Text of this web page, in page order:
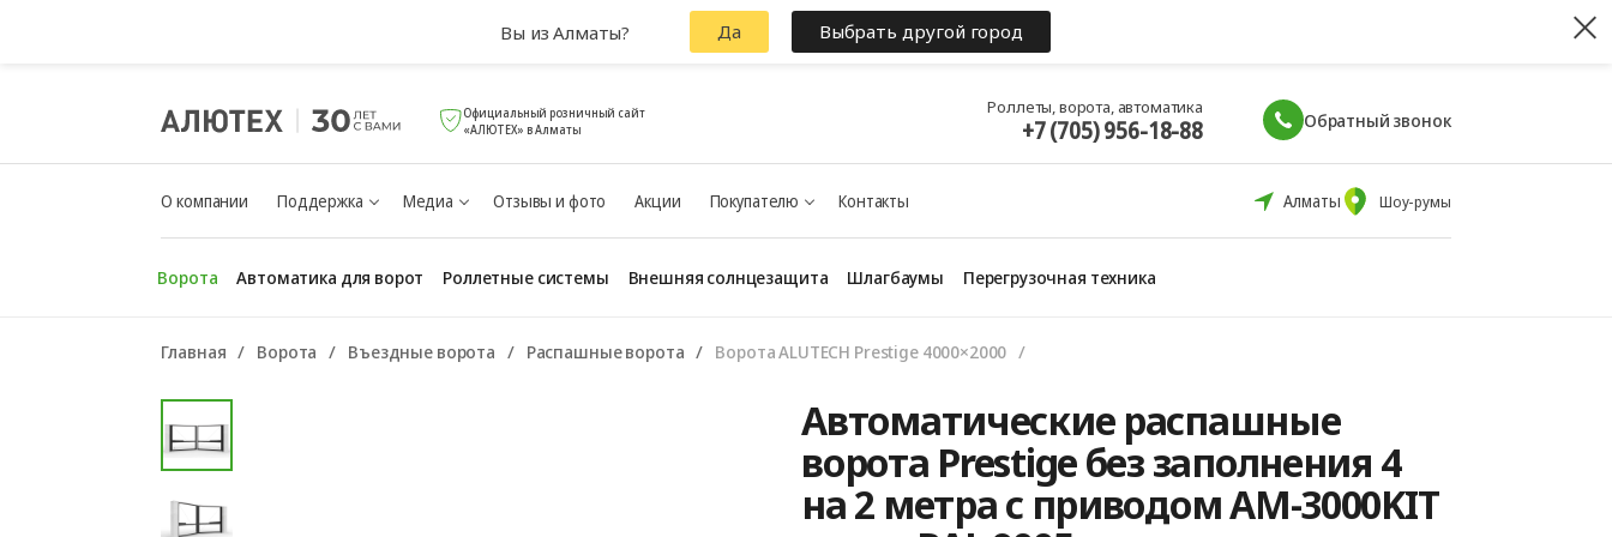
Официальный розничный сайт
«АЛЮТЕХ» в Алматы
Роллеты, ворота, автоматика
+7 (705) 956-18-88 Обратный звонок
О компании Поддержка Медиа Отзывы и фото Акции Покупателю Контакты Алматы Шоу-румы
Ворота Автоматика для ворот Роллетные системы Внешняя солнцезащита Шлагбаумы Перегрузочная техника
Главная Ворота Въездные ворота Распашные ворота Ворота ALUTECH Prestige 4000×2000
Автоматические распашные
ворота Prestige без заполнения 4
на 2 метра с приводом AM-3000KIT
Вы из Алматы? Да Выбрать другой город